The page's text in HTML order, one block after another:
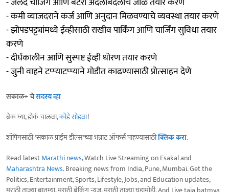
- कमी व्याजदराने कर्ज आणि अनुदान मिळवण्याचे व्यवस्था तयार करणे
- झोपडपट्ट्यांमध्ये ईव्हीसाठी राखीव पार्किंग आणि चार्जिंग सुविधा तयार
करणे
- दीर्घकालीन आणि सुस्पष्ट ईव्ही धोरण तयार करणे
- जुनी वाहने टप्प्याटप्प्याने मोडीत काढण्यासाठी प्रोत्साहन देणे
सकाळ+ चेसदस्य व्हा
ब्रेक घ्या, डोकं चालवा,कोडे सोडवा!
शॉपिंगसाठी 'सकाळ प्राईम डील्स'च्या भन्नाट ऑफर्स पाहण्यासाठीक्लिक करा.
Read latestMarathi news, Watch Live Streaming on Esakal and
Maharashtra News. Breaking news from India, Pune, Mumbai. Get the
Politics, Entertainment, Sports, Lifestyle, Jobs, and Education updates,